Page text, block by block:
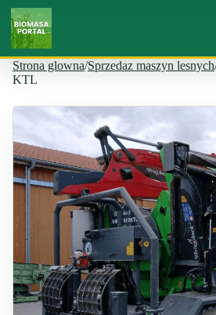
Strona glowna/Sprzedaz maszyn lesnych
KTL